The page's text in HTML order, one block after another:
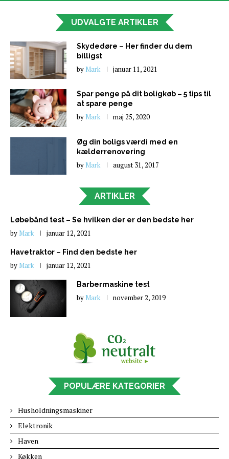
UDVALGTE ARTIKLER
Skydedøre – Her finder du dem
billigst
by Mark januar 11, 2021
Spar penge på dit boligkøb – 5 tips til
at spare penge
by Mark maj 25, 2020
Øg din boligs værdi med en
kælderrenovering
by Mark august 31, 2017
ARTIKLER
Løbebånd test – Se hvilken der er den bedste her
by Mark januar 12, 2021
Havetraktor – Find den bedste her
by Mark januar 12, 2021
Barbermaskine test
by Mark november 2, 2019
POPULÆRE KATEGORIER
Husholdningsmaskiner
Elektronik
Haven
Køkken